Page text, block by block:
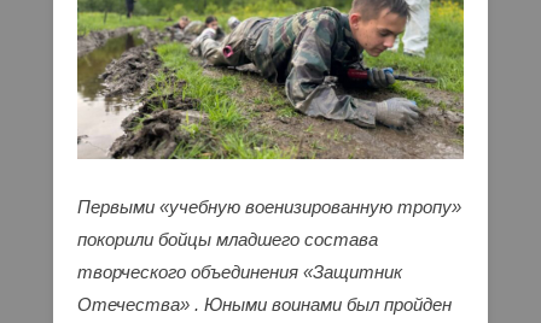
Первыми «учебную военизированную тропу»
покорили бойцы младшего состава
творческого объединения «Защитник
Отечества» . Юными воинами был пройден